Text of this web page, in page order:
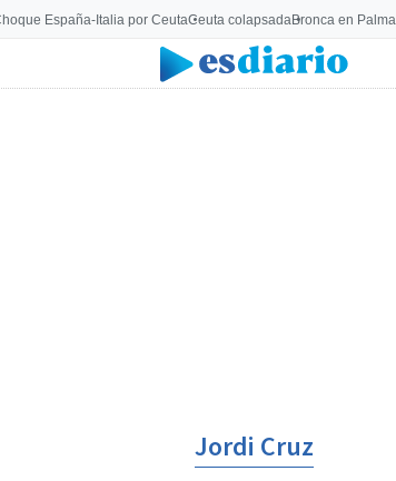
España-Italia por CeutaCeuta colapsadaBronca en Palma
Jordi Cruz